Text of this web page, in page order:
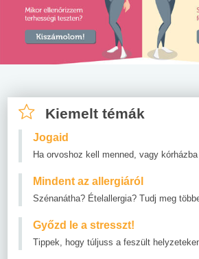
Kiemelt témák
Jogaid
Ha orvoshoz kell menned, vagy
Mindent az allergiáról
Szénanátha? Ételallergia? Tudj meg
Győzd le a stresszt!
Tippek, hogy túljuss a feszült